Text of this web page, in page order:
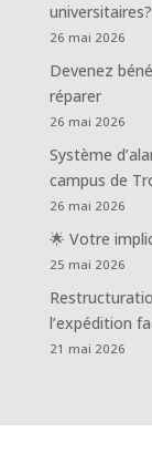
universitaires?
26 mai 2026
Devenez
réparer
26 mai 2026
Système
campus de
26 mai 2026
🌟 Votre
25 mai 2026
l’expédition
21 mai 2026